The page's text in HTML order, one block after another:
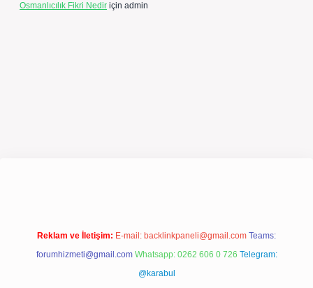
Osmanlıcılık Fikri Nedir için admin
Reklam ve İletişim: E-mail: backlinkpaneli@gmail.com Teams:
forumhizmeti@gmail.com Whatsapp: 0262 606 0 726 Telegram:
@karabul